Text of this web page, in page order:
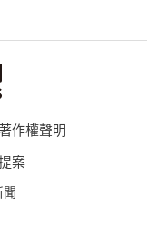
作權聲明
案